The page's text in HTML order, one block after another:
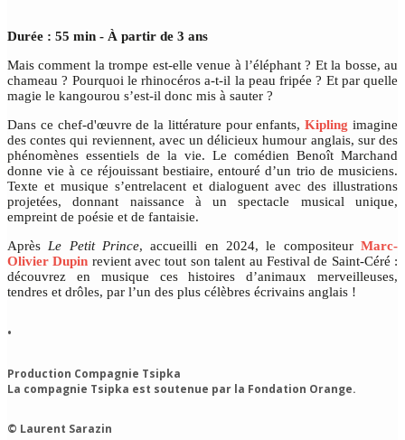
Durée : 55 min - À partir de 3 ans
Mais comment la trompe est-elle venue à l’éléphant ? Et la bosse, au
chameau ? Pourquoi le rhinocéros a-t-il la peau fripée ? Et par quelle
magie le kangourou s’est-il donc mis à sauter ?
Dans ce chef-d'œuvre de la littérature pour enfants,Kipling imagine
des contes qui reviennent, avec un délicieux humour anglais, sur des
phénomènes essentiels de la vie. Le comédien Benoît Marchand
donne vie à ce réjouissant bestiaire, entouré d’un trio de musiciens.
Texte et musique s’entrelacent et dialoguent avec des illustrations
projetées, donnant naissance à un spectacle musical unique,
empreint de poésie et de fantaisie.
Après Le Petit Prince, accueilli en 2024, le compositeurMarc-
Olivier Dupin revient avec tout son talent au Festival de Saint-Céré :
découvrez en musique ces histoires d’animaux merveilleuses,
tendres et drôles, par l’un des plus célèbres écrivains anglais !
•
Production Compagnie Tsipka
La compagnie Tsipka est soutenue par la Fondation Orange.
© Laurent Sarazin